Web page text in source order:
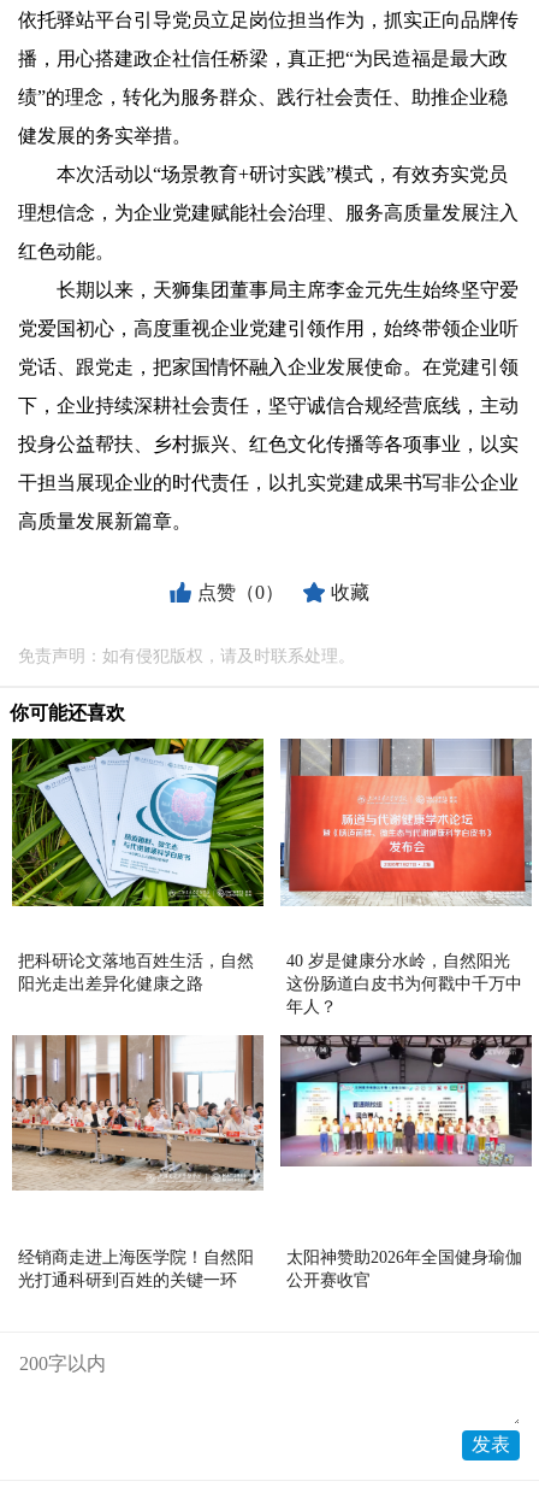
依托驿站平台引导党员立足岗位担当作为，抓实正向品牌传
播，用心搭建政企社信任桥梁，真正把“为民造福是最大政
绩”的理念，转化为服务群众、践行社会责任、助推企业稳
健发展的务实举措。
本次活动以“场景教育+研讨实践”模式，有效夯实党员
理想信念，为企业党建赋能社会治理、服务高质量发展注入
红色动能。
长期以来，天狮集团董事局主席李金元先生始终坚守爱
党爱国初心，高度重视企业党建引领作用，始终带领企业听
党话、跟党走，把家国情怀融入企业发展使命。在党建引领
下，企业持续深耕社会责任，坚守诚信合规经营底线，主动
投身公益帮扶、乡村振兴、红色文化传播等各项事业，以实
干担当展现企业的时代责任，以扎实党建成果书写非公企业
高质量发展新篇章。
点赞（0） 收藏
免责声明：如有侵犯版权，请及时联系处理。
你可能还喜欢
把科研论文落地百姓生活，自然
阳光走出差异化健康之路
40 岁是健康分水岭，自然阳光
这份肠道白皮书为何戳中千万中
年人？
经销商走进上海医学院！自然阳
光打通科研到百姓的关键一环
太阳神赞助2026年全国健身瑜伽
公开赛收官